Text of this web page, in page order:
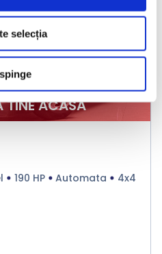
selecția
❯
TINE ACASA
190 HP Automata 4x4